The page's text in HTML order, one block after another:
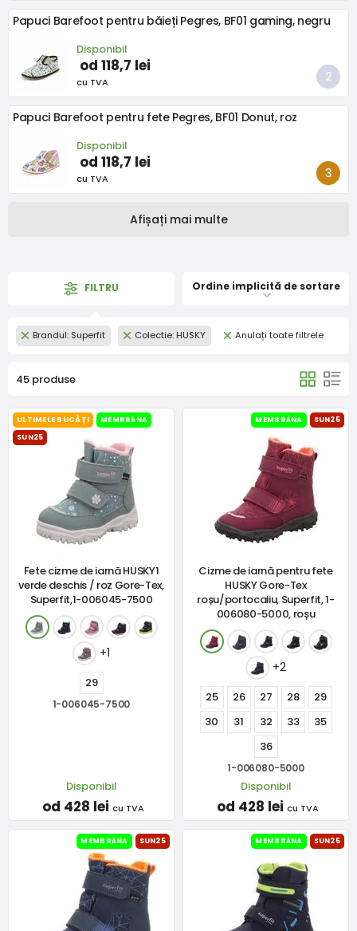
Papuci Barefoot pentru băieți Pegres, BF01 gaming, negru
Disponibil
od 118,7 lei
cu TVA
Papuci Barefoot pentru fete Pegres, BF01 Donut, roz
Disponibil
od 118,7 lei
cu TVA
Afișați mai multe
FILTRU Ordine implicită de sortare
Brandul: Superfit Colectie: HUSKY Anulați toate filtrele
45 produse
ULTIMELE BUCĂȚI
MEMBRÁNA
SUN25
Fete cizme de iarnă HUSKY1
verde deschis / roz Gore-Tex,
Superfit,1-006045-7500
+1
29
1-006045-7500
Disponibil
od 428 lei cu TVA
MEMBRÁNA SUN25
Cizme de iarnă pentru fete
HUSKY Gore-Tex
roșu/portocaliu, Superfit, 1-
006080-5000, roșu
+2
25 26 27 28
29
30
31 32 33
35
36
1-006080-5000
Disponibil
od 428 lei cu TVA
MEMBRÁNA SUN25 MEMBRÁNA SUN25